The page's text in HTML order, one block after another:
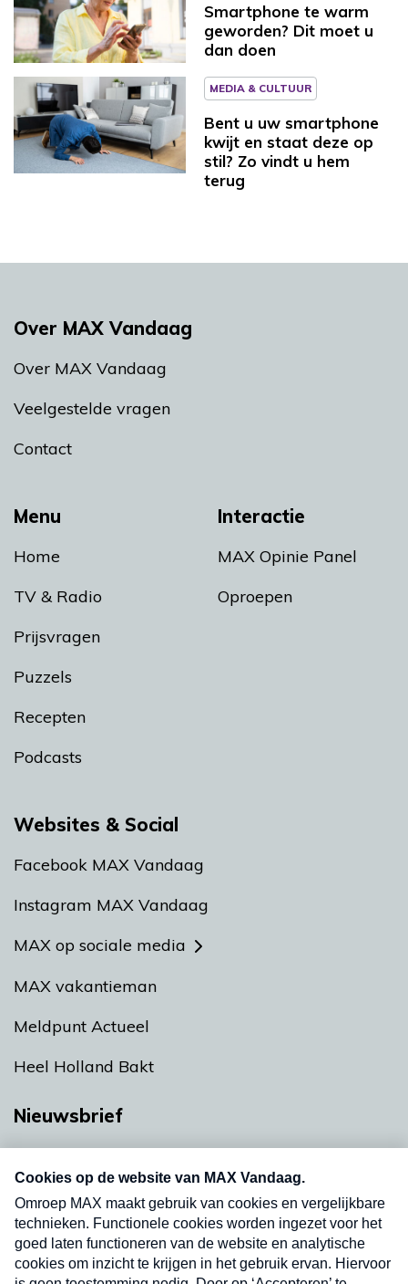
Smartphone te warm
geworden? Dit moet u
dan doen
MEDIA & CULTUUR
Bent u uw smartphone
kwijt en staat deze op
stil? Zo vindt u hem
terug
Menu
Home
TV & Radio
Prijsvragen
Puzzels
Recepten
Podcasts
Interactie
MAX Opinie Panel
Oproepen
Over MAX Vandaag
Over MAX Vandaag
Veelgestelde vragen
Contact
Websites & Social
Facebook MAX Vandaag
Instagram MAX Vandaag
MAX op sociale media
MAX vakantieman
Meldpunt Actueel
Heel Holland Bakt
Nieuwsbrief
nieuwsbrief. Elke vrijdag- en dinsdagochtend in
uw mailbox.
Verzend